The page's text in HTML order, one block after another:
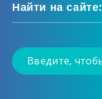
Найти на сайте: